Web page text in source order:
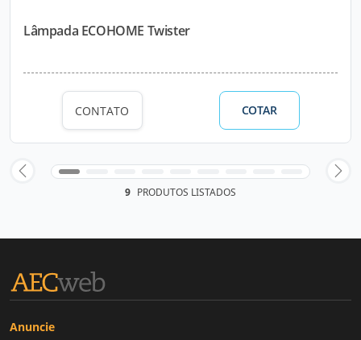
Lâmpada ECOHOME Twister
CONTATO COTAR
9 PRODUTOS LISTADOS
Anuncie